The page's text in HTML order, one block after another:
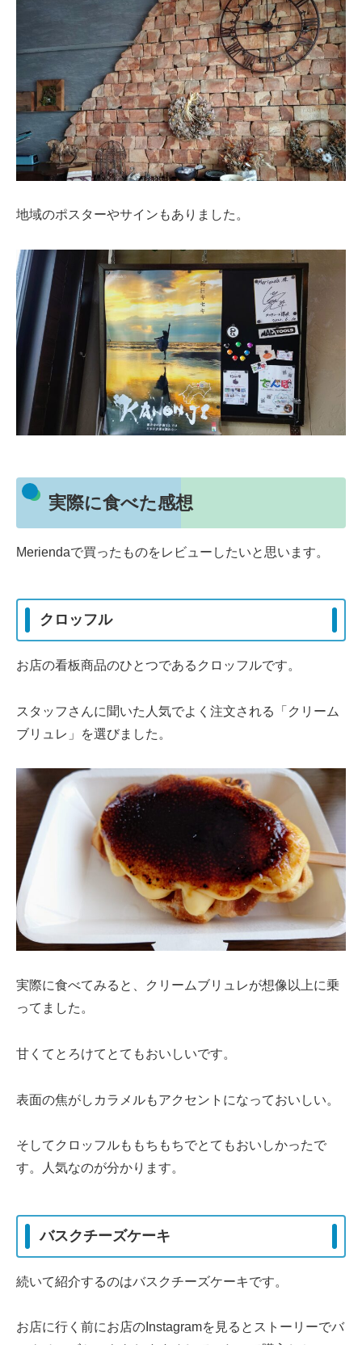
地域のポスターやサインもありました。
実際に食べた感想
Meriendaで買ったものをレビューしたいと思います。
クロッフル
お店の看板商品のひとつであるクロッフルです。
スタッフさんに聞いた人気でよく注文される「クリーム
ブリュレ」を選びました。
実際に食べてみると、クリームブリュレが想像以上に乗
ってました。
甘くてとろけてとてもおいしいです。
表面の焦がしカラメルもアクセントになっておいしい。
そしてクロッフルももちもちでとてもおいしかったで
す。人気なのが分かります。
バスクチーズケーキ
続いて紹介するのはバスクチーズケーキです。
お店に行く前にお店のInstagramを見るとストーリーでバ